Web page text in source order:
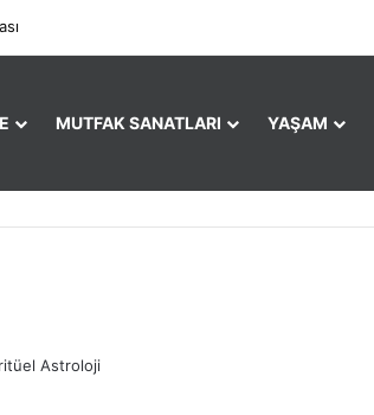
MUTFAK SANATLARI YAŞAM
Astroloji